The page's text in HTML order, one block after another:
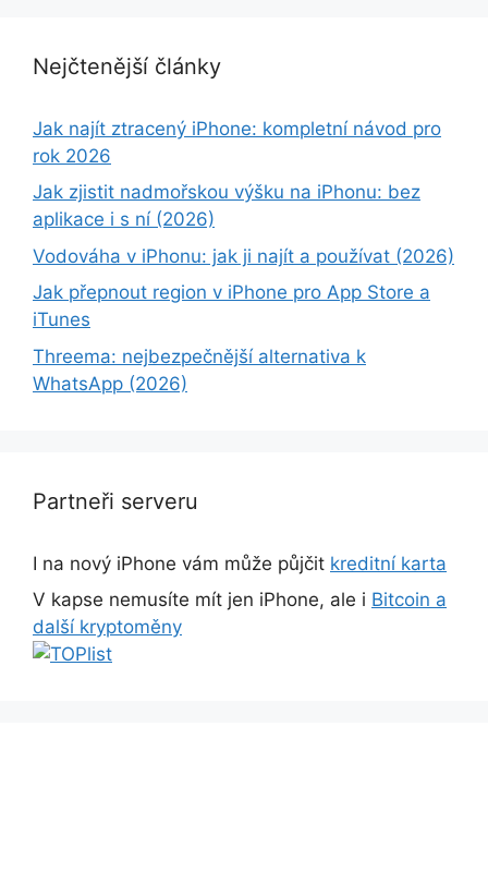
Nejčtenější články
Jak najít ztracený iPhone: kompletní návod pro
rok 2026
Jak zjistit nadmořskou výšku na iPhonu: bez
aplikace i s ní (2026)
Vodováha v iPhonu: jak ji najít a používat (2026)
Jak přepnout region v iPhone pro App Store a
iTunes
Threema: nejbezpečnější alternativa k
WhatsApp (2026)
Partneři serveru
I na nový iPhone vám může půjčit kreditní karta
V kapse nemusíte mít jen iPhone, ale i Bitcoin a
další kryptoměny